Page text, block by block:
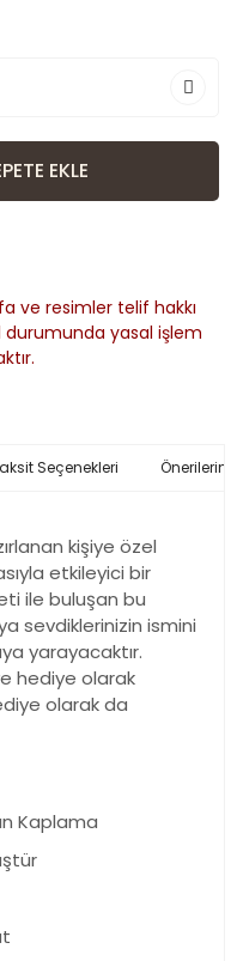
EKLE
ve resimler telif hakkı
durumunda yasal işlem
Seçenekleri Önerileriniz
kişiye özel
etkileyici bir
ile buluşan bu
sevdiklerinizin ismini
yarayacaktır.
hediye olarak
olarak da
Kaplama